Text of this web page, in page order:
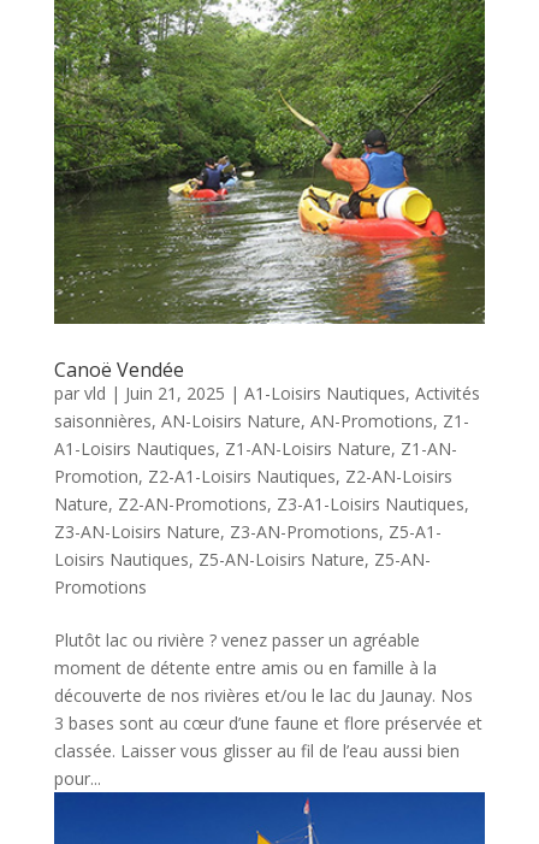
Canoë Vendée
par vld | Juin 21, 2025 | A1-Loisirs Nautiques, Activités
saisonnières, AN-Loisirs Nature, AN-Promotions, Z1-
A1-Loisirs Nautiques, Z1-AN-Loisirs Nature, Z1-AN-
Promotion, Z2-A1-Loisirs Nautiques, Z2-AN-Loisirs
Nature, Z2-AN-Promotions, Z3-A1-Loisirs Nautiques,
Z3-AN-Loisirs Nature, Z3-AN-Promotions, Z5-A1-
Loisirs Nautiques, Z5-AN-Loisirs Nature, Z5-AN-
Promotions
Plutôt lac ou rivière ? venez passer un agréable
moment de détente entre amis ou en famille à la
découverte de nos rivières et/ou le lac du Jaunay. Nos
3 bases sont au cœur d’une faune et flore préservée et
classée. Laisser vous glisser au fil de l’eau aussi bien
pour...